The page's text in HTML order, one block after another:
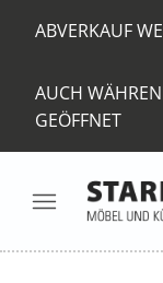
ABVERKAUF
AUCH
GEÖFFNET